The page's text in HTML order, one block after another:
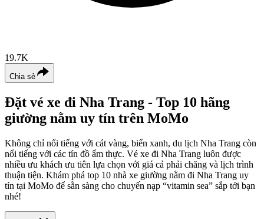
19.7K
Chia sẻ
Đặt vé xe đi Nha Trang - Top 10 hãng
giường nằm uy tín trên MoMo
Không chỉ nổi tiếng với cát vàng, biển xanh, du lịch Nha Trang còn
nổi tiếng với các tín đồ ẩm thực. Vé xe đi Nha Trang luôn được
nhiều ưu khách ưu tiên lựa chọn với giá cả phải chăng và lịch trình
thuận tiện. Khám phá top 10 nhà xe giường nằm đi Nha Trang uy
tín tại MoMo để sẵn sàng cho chuyến nạp “vitamin sea” sắp tới bạn
nhé!